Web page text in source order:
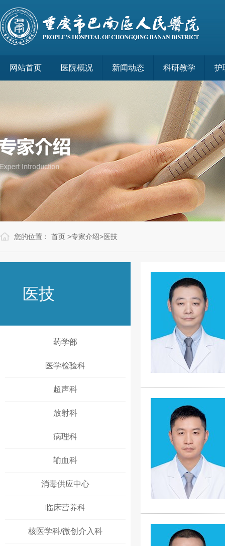
网站首页 医院概况 新闻动态 科研教学 护
您的位置： 首页 >专家介绍>医技
医技
药学部
医学检验科
超声科
放射科
病理科
输血科
消毒供应中心
临床营养科
核医学科/微创介入科